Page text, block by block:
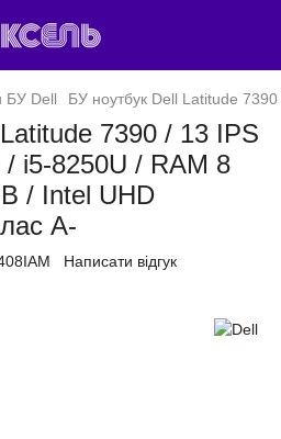
БУ Dell БУ ноутбук Dell Latitude
7390 / 13 IPS
i5-8250U / RAM 8
/ Intel UHD
A-
Написати відгук